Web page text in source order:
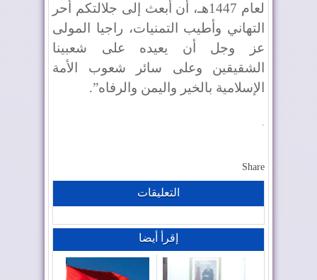
لعام 1447هـ، أن أبعث إلى جلالتكم أحر
التهاني وأطيب التمنيات، راجيا المولى
عز وجل أن يعيده على شعبينا
الشقيقين وعلى سائر شعوب الأمة
الإسلامية بالخير واليمن والرفاه”.
.
Share
التعليقات
إقرأ أيضا